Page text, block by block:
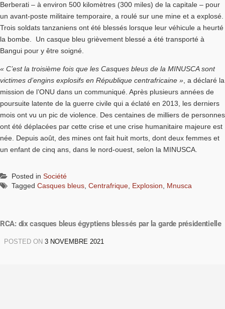
Berberati – à environ 500 kilomètres (300 miles) de la capitale – pour
un avant-poste militaire temporaire, a roulé sur une mine et a explosé.
Trois soldats tanzaniens ont été blessés lorsque leur véhicule a heurté
la bombe. Un casque bleu grièvement blessé a été transporté à
Bangui pour y être soigné.
« C’est la troisième fois que les Casques bleus de la MINUSCA sont
victimes d’engins explosifs en République centrafricaine » , a déclaré la
mission de l’ONU dans un communiqué. Après plusieurs années de
poursuite latente de la guerre civile qui a éclaté en 2013, les derniers
mois ont vu un pic de violence. Des centaines de milliers de personnes
ont été déplacées par cette crise et une crise humanitaire majeure est
née. Depuis août, des mines ont fait huit morts, dont deux femmes et
un enfant de cinq ans, dans le nord-ouest, selon la MINUSCA.
Posted in Société
Tagged Casques bleus, Centrafrique, Explosion, Mnusca
RCA: dix casques bleus égyptiens blessés par la garde présidentielle
POSTED ON 3 NOVEMBRE 2021